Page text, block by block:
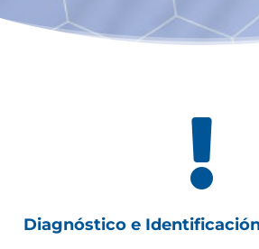

Diagnóstico e